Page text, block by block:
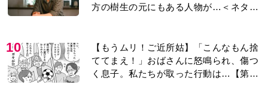
方の樹生の元にもある人物が…＜ネタバ
10
【もうムリ！ご近所姑】「こんなもん捨
ててまえ！」おばさんに怒鳴られ、傷つ
く息子。私たちが取った行動は…【第3